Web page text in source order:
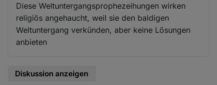
Diese Weltuntergangsprophezeihungen wirken
religiös angehaucht, weil sie den baldigen
Weltuntergang verkünden, aber keine Lösungen
anbieten
Diskussion anzeigen